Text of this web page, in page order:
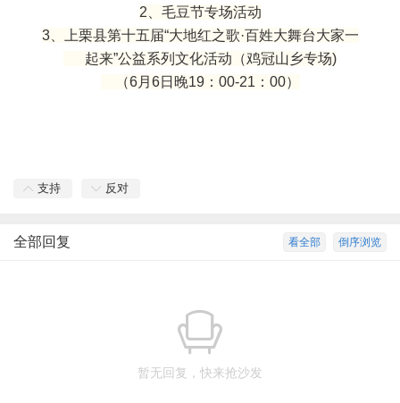
2、毛豆节专场活动
3、上栗县第十五届“大地红之歌·百姓大舞台大家一
起来”公益系列文化活动（鸡冠山乡专场)
（6月6日晚19：00-21：00）
支持 反对
倒序浏览
看全部
全部回复
暂无回复，快来抢沙发